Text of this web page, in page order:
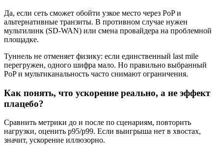
Да, если сеть сможет обойти узкое место через PoP и
альтернативные транзиты. В противном случае нужен
мультилинк (SD-WAN) или смена провайдера на проблемной
площадке.
Туннель не отменяет физику: если единственный last mile
перегружен, одного шифра мало. Но правильно выбранный
PoP и мультиканальность часто снимают ограничения.
Как понять, что ускорение реально, а не эффект
плацебо?
Сравнить метрики до и после по сценариям, повторить
нагрузки, оценить p95/p99. Если выигрыша нет в хвостах,
значит, ускорение иллюзорно.